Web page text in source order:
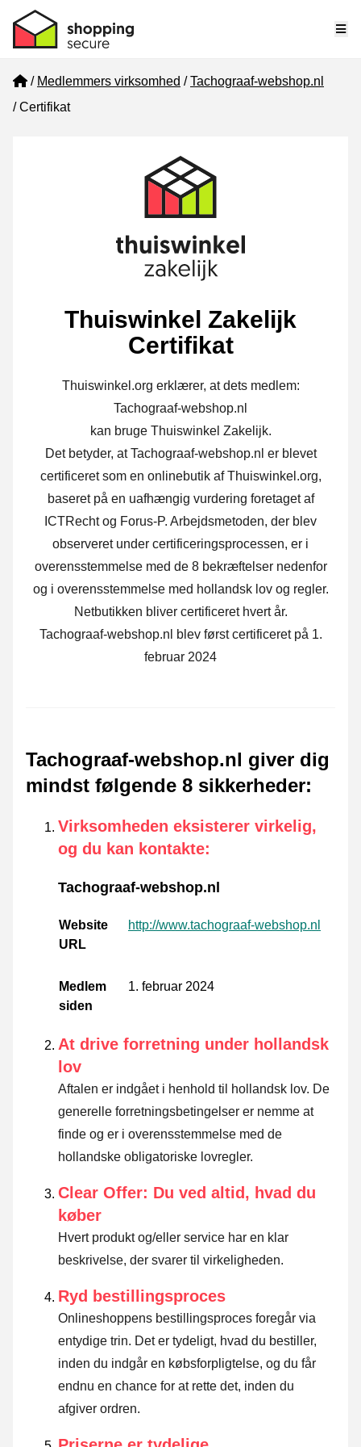
Home
Medlemmers virksomhed
Tachograaf-webshop.nl
Certifikat
Thuiswinkel Zakelijk
Certifikat
Thuiswinkel.org erklærer, at dets medlem:
Tachograaf-webshop.nl
kan bruge Thuiswinkel Zakelijk.
Det betyder, at Tachograaf-webshop.nl er blevet
certificeret som en onlinebutik af Thuiswinkel.org,
baseret på en uafhængig vurdering foretaget af
ICTRecht og Forus-P. Arbejdsmetoden, der blev
observeret under certificeringsprocessen, er i
overensstemmelse med de 8 bekræftelser nedenfor
og i overensstemmelse med hollandsk lov og regler.
Netbutikken bliver certificeret hvert år.
Tachograaf-webshop.nl blev først certificeret på 1.
februar 2024
Tachograaf-webshop.nl giver dig
mindst følgende 8 sikkerheder:
Virksomheden eksisterer virkelig,
og du kan kontakte:
Tachograaf-webshop.nl
Website
URL
http://www.tachograaf-webshop.nl
Medlem
siden
1. februar 2024
At drive forretning under hollandsk
lov
Aftalen er indgået i henhold til hollandsk lov. De
generelle forretningsbetingelser er nemme at
finde og er i overensstemmelse med de
hollandske obligatoriske lovregler.
Clear Offer: Du ved altid, hvad du
køber
Hvert produkt og/eller service har en klar
beskrivelse, der svarer til virkeligheden.
Ryd bestillingsproces
Onlineshoppens bestillingsproces foregår via
entydige trin. Det er tydeligt, hvad du bestiller,
inden du indgår en købsforpligtelse, og du får
endnu en chance for at rette det, inden du
afgiver ordren.